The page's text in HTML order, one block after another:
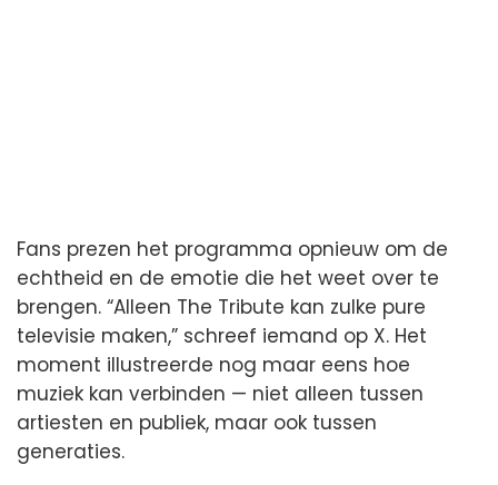
Fans prezen het programma opnieuw om de
echtheid en de emotie die het weet over te
brengen. “Alleen The Tribute kan zulke pure
televisie maken,” schreef iemand op X. Het
moment illustreerde nog maar eens hoe
muziek kan verbinden — niet alleen tussen
artiesten en publiek, maar ook tussen
generaties.